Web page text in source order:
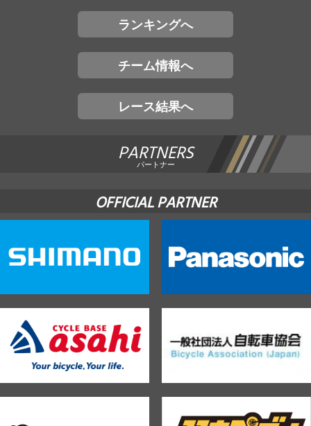
ランキングへ
チーム情報へ
レース結果へ
PARTNERS
パートナー
OFFICIAL PARTNER